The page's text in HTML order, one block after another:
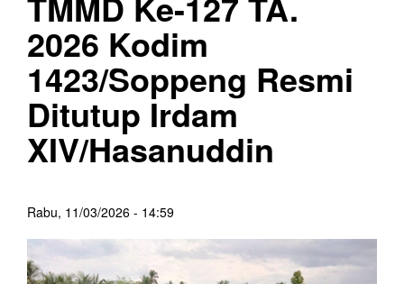
2026 Kodim
1423/Soppeng Resmi
Ditutup Irdam
XIV/Hasanuddin
Rabu, 11/03/2026 - 14:59